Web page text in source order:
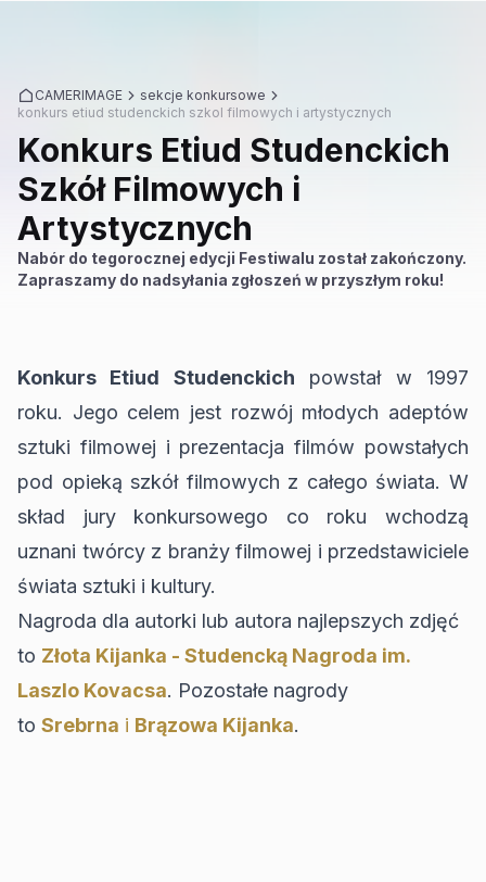
CAMERIMAGE
sekcje konkursowe
konkurs etiud studenckich szkol filmowych i artystycznych
Konkurs Etiud Studenckich
Szkół Filmowych i
Artystycznych
Nabór do tegorocznej edycji Festiwalu został zakończony.
Zapraszamy do nadsyłania zgłoszeń w przyszłym roku!
Konkurs Etiud Studenckich powstał w 1997
roku. Jego celem jest rozwój młodych adeptów
sztuki filmowej i prezentacja filmów powstałych
pod opieką szkół filmowych z całego świata. W
skład jury konkursowego co roku wchodzą
uznani twórcy z branży filmowej i przedstawiciele
świata sztuki i kultury.
Nagroda dla autorki lub autora najlepszych zdjęć
to Złota Kijanka - Studencką Nagroda im.
Laszlo Kovacsa. Pozostałe nagrody
to Srebrna i Brązowa Kijanka.